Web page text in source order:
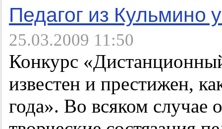
Педагог из Кульмино
25.03.2009 11:50
Конкурс
известен и престижен,
года». Во всяком случае